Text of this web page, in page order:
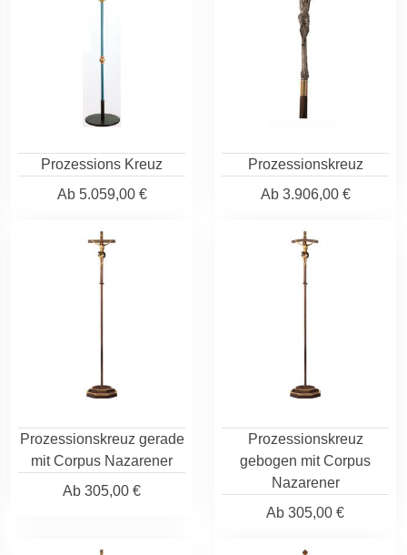
Prozessions Kreuz
Ab5.059,00 €
Prozessionskreuz
Ab3.906,00 €
Prozessionskreuz gerade
mit Corpus Nazarener
Ab 305,00 €
Prozessionskreuz
gebogen mit Corpus
Nazarener
Ab 305,00 €